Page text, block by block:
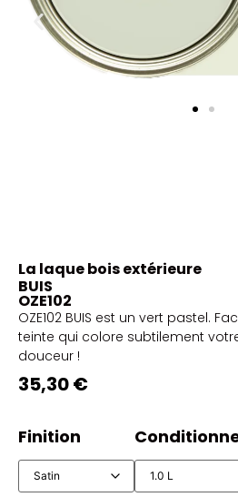
La laque bois extérieure
BUIS
OZE102
OZE102 BUIS est un vert pastel.
teinte qui colore subtilement
douceur !
35,30 €
Finition